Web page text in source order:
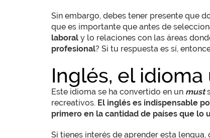
Sin embargo, debes tener presente que
que es importante que antes de
laboral y lo relaciones con las áreas
profesional? Si tu respuesta es sí,
Inglés, el
Este idioma se ha convertido en un must
recreativos. El inglés es indispensable
primero en la cantidad de países que lo
Si tienes interés de aprender esta